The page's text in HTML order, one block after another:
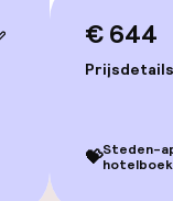
€ 644
Prijsdetails
💝Steden-